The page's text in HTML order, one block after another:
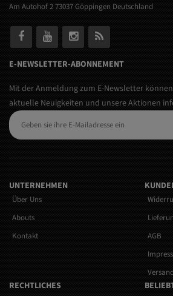
Am Autohof 2 73037 Göppingen Deutschland
E-NEWSLETTER-ABONNEMENT
Mit der Anmeldung zum E-Newsletter
aktuelle Neuigkeiten und unsere Aktionen
UNTERNEHMEN
Über Uns
Abouts
Kontakt
AGB
RECHTLICHES